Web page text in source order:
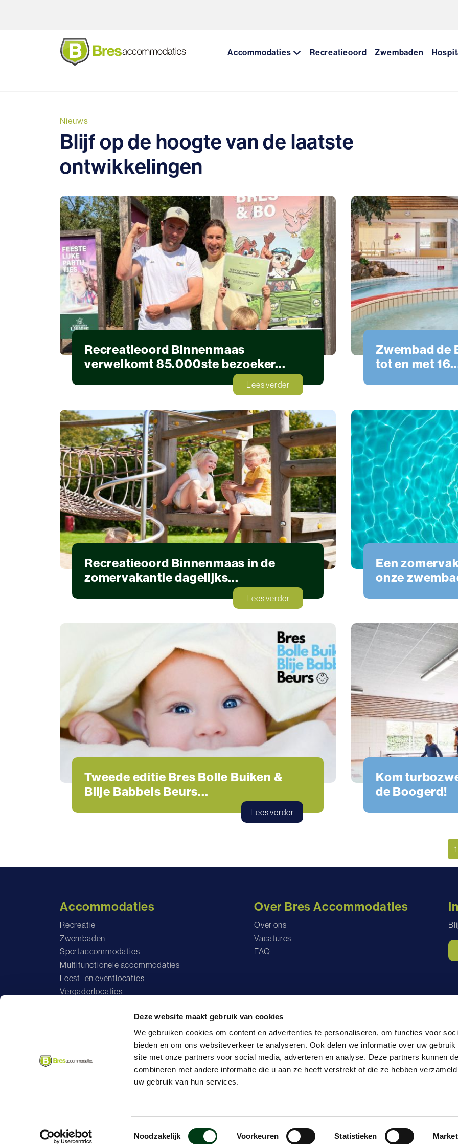
Deze website maakt gebruik van cookies
We gebruiken cookies om content en advertenties te personaliseren, om functies voor
bieden en om ons websiteverkeer te analyseren. Ook delen we informatie over uw gebruik
site met onze partners voor social media, adverteren en analyse. Deze partners kunnen
combineren met andere informatie die u aan ze heeft verstrekt of die ze hebben
uw gebruik van hun services.
Toestemmingsselectie
Noodzakelijk Voorkeuren Statistieken
Accommodaties Recreatieoord Zwembaden
Nieuws
Blijf op de hoogte van de laatste
ontwikkelingen
Recreatieoord Binnenmaas
verwelkomt 85.000ste bezoeker...
Lees verder
Zwembad de
tot en met
Recreatieoord Binnenmaas in de
zomervakantie dagelijks...
Lees verder
Een
onze
Tweede editie Bres Bolle Buiken &
Blije Babbels Beurs...
Lees verder
Kom
de Boogerd!
1
Accommodaties
Recreatie
Zwembaden
Sportaccommodaties
Multifunctionele accommodaties
Feest- en eventlocaties
Vergaderlocaties
Over Bres Accommodaties
Over ons
Vacatures
FAQ
Volg ons op
Algemene voorwaarden Privacyverklaring
© 2026 Bres Accommodaties, Powered by Dataduiker